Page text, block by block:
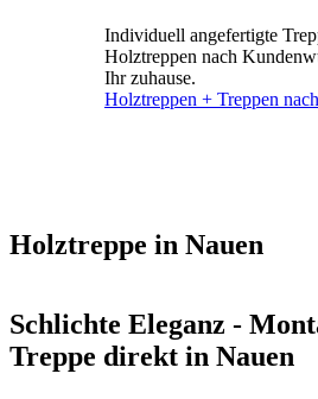
Individuell angefertigte
Holztreppen nach
Ihr zuhause.
Holztreppen + Treppen
Holztreppe in Nauen
Schlichte Eleganz -
Treppe direkt in Nauen